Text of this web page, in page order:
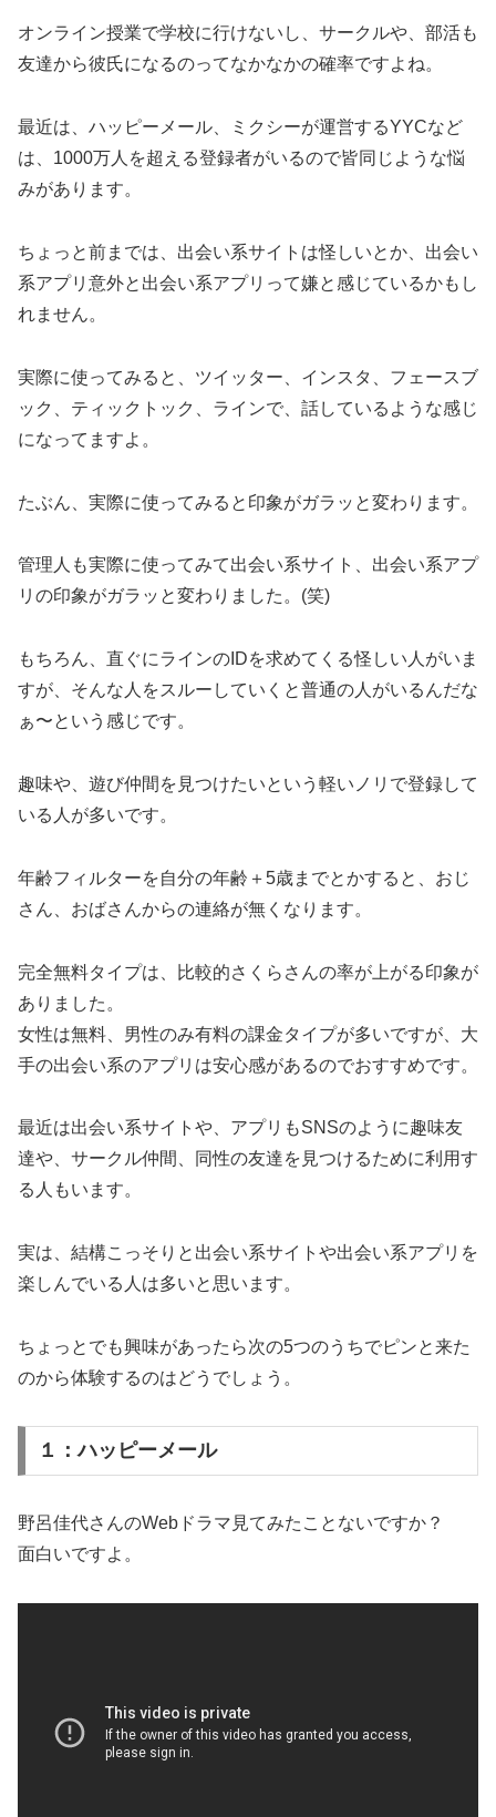
オンライン授業で学校に行けないし、サークルや、部活も
友達から彼氏になるのってなかなかの確率ですよね。
最近は、ハッピーメール、ミクシーが運営するYYCなど
は、1000万人を超える登録者がいるので皆同じような悩
みがあります。
ちょっと前までは、出会い系サイトは怪しいとか、出会い
系アプリ意外と出会い系アプリって嫌と感じているかもし
れません。
実際に使ってみると、ツイッター、インスタ、フェースブ
ック、ティックトック、ラインで、話しているような感じ
になってますよ。
たぶん、実際に使ってみると印象がガラッと変わります。
管理人も実際に使ってみて出会い系サイト、出会い系アプ
リの印象がガラッと変わりました。(笑)
もちろん、直ぐにラインのIDを求めてくる怪しい人がいま
すが、そんな人をスルーしていくと普通の人がいるんだな
ぁ〜という感じです。
趣味や、遊び仲間を見つけたいという軽いノリで登録して
いる人が多いです。
年齢フィルターを自分の年齢＋5歳までとかすると、おじ
さん、おばさんからの連絡が無くなります。
完全無料タイプは、比較的さくらさんの率が上がる印象が
ありました。
女性は無料、男性のみ有料の課金タイプが多いですが、大
手の出会い系のアプリは安心感があるのでおすすめです。
最近は出会い系サイトや、アプリもSNSのように趣味友
達や、サークル仲間、同性の友達を見つけるために利用す
る人もいます。
実は、結構こっそりと出会い系サイトや出会い系アプリを
楽しんでいる人は多いと思います。
ちょっとでも興味があったら次の5つのうちでピンと来た
のから体験するのはどうでしょう。
１：ハッピーメール
野呂佳代さんのWebドラマ見てみたことないですか？
面白いですよ。